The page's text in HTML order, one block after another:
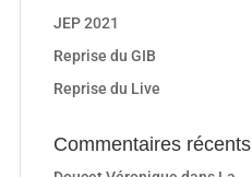
JEP 2021
Reprise du GIB
Reprise du Live
Commentaires récents